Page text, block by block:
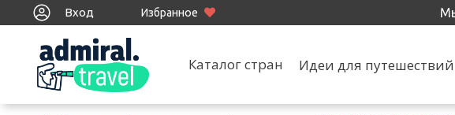
Вход Избранное
Каталог стран Идеи для путешествий